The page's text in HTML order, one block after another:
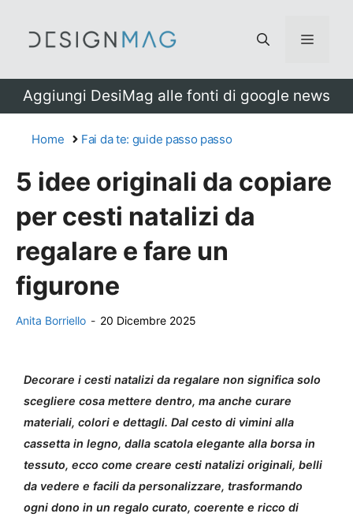
Menu
Aggiungi DesiMag alle fonti di google news
Home Fai da te: guide passo passo
5 idee originali da copiare
per cesti natalizi da
regalare e fare un
figurone
Anita Borriello - 20 Dicembre 2025
Decorare i cesti natalizi da regalare non significa solo
scegliere cosa mettere dentro, ma anche curare
materiali, colori e dettagli. Dal cesto di vimini alla
cassetta in legno, dalla scatola elegante alla borsa in
tessuto, ecco come creare cesti natalizi originali, belli
da vedere e facili da personalizzare, trasformando
ogni dono in un regalo curato, coerente e ricco di